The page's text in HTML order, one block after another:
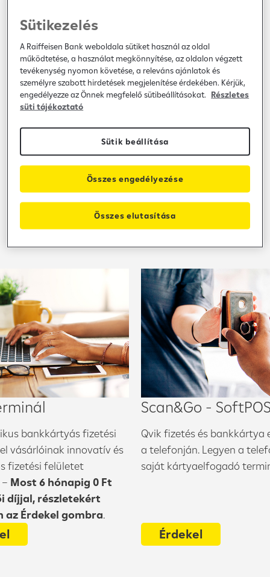
24/7 technikai támogatás,
stabil és biztonságos
Válassza az üzleti céljához
legjobban illeszkedő fizetési
megoldást
bankkártyás fizetési
vásárlóinak innovatív és
fizetési felületet
Most 6 hónapig 0 Ft
díjjal, részletekért
Érdekel gombra.
Scan&Go -
Qvik fizetés és bankkártya
a telefonján. Legyen a
saját kártyaelfogadó
Érdekel
Sütikezelés
A Raiffeisen Bank weboldala sütiket használ az oldal
működtetése, a használat megkönnyítése, az oldalon végzett
tevékenység nyomon követése, a releváns ajánlatok és
személyre szabott hirdetések megjelenítése érdekében. Kérjük,
engedélyezze az Önnek megfelelő sütibeállításokat. Részletes
süti tájékoztató
Sütik beállítása
Összes elutasítása
Összes engedélyezése